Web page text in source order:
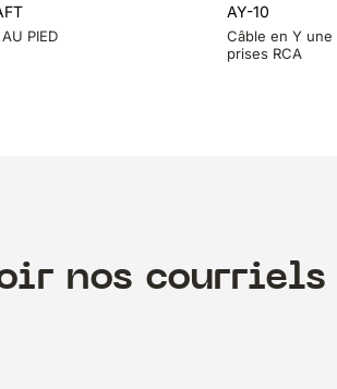
PIED
AY-10
Câble en Y
prises RCA
nos courriels